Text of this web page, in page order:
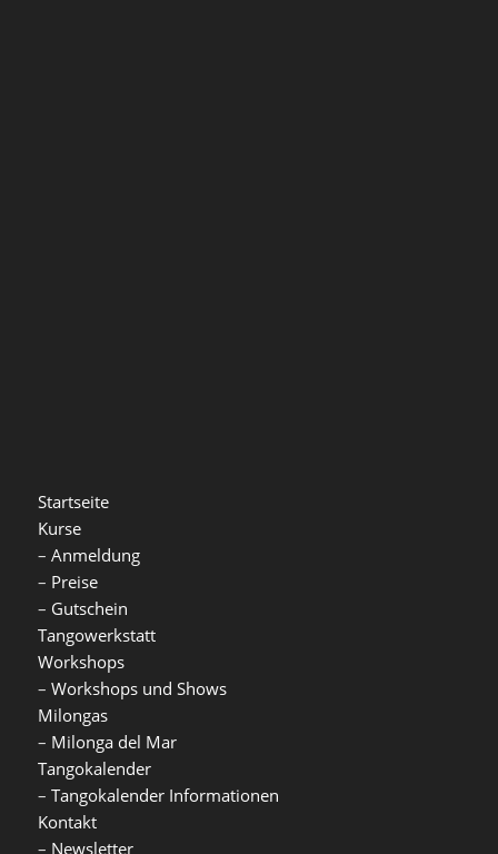
Startseite
Kurse
– Anmeldung
– Preise
– Gutschein
Tangowerkstatt
Workshops
– Workshops und Shows
Milongas
– Milonga del Mar
Tangokalender
– Tangokalender Informationen
Kontakt
– Newsletter